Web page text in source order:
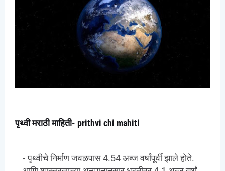
पृथ्वी मराठी माहिती- prithvi chi mahiti
पृथ्वीचे निर्माण जवळपास 4.54 अब्ज वर्षांपूर्वी झाले होते.